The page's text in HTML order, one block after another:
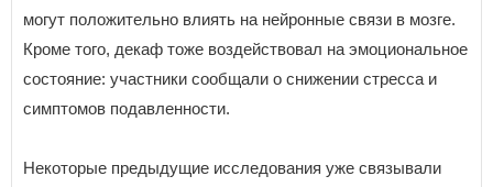
могут положительно влиять на нейронные связи в мозге.
Кроме того, декаф тоже воздействовал на эмоциональное
состояние: участники сообщали о снижении стресса и
симптомов подавленности.
Некоторые предыдущие исследования уже связывали